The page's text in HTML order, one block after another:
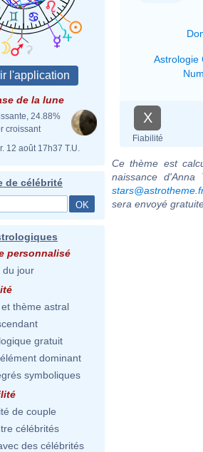
de la lune
24.88%
croissant
12 août 17h37 T.U.
de célébrité
personnalisé
du jour
thème astral
gratuit
dominant
symboliques
de couple
célébrités
des célébrités
Astrologie
X
Fiabilité
Ce thème est
naissance
stars@astrotheme.fr
sera envoyé